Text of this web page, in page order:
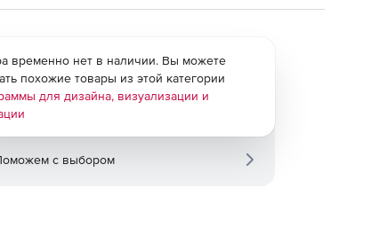
временно нет в наличии. Вы можете
похожие товары из этой категории
для дизайна, визуализации и
с выбором